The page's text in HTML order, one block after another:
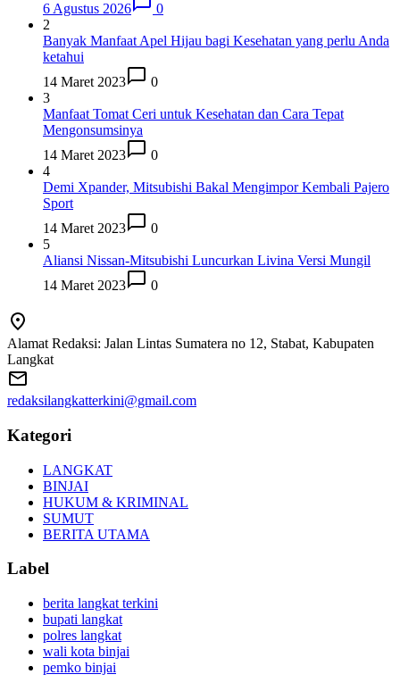
6 Agustus 2026
0
2
Banyak Manfaat Apel Hijau bagi Kesehatan yang perlu Anda
ketahui
14 Maret 2023
0
3
Manfaat Tomat Ceri untuk Kesehatan dan Cara Tepat
Mengonsumsinya
14 Maret 2023
0
4
Demi Xpander, Mitsubishi Bakal Mengimpor Kembali Pajero
Sport
14 Maret 2023
0
5
Aliansi Nissan-Mitsubishi Luncurkan Livina Versi Mungil
14 Maret 2023
0
Alamat Redaksi: Jalan Lintas Sumatera no 12, Stabat, Kabupaten
Langkat
redaksilangkatterkini@gmail.com
Kategori
LANGKAT
BINJAI
HUKUM & KRIMINAL
SUMUT
BERITA UTAMA
Label
berita langkat terkini
bupati langkat
polres langkat
wali kota binjai
pemko binjai